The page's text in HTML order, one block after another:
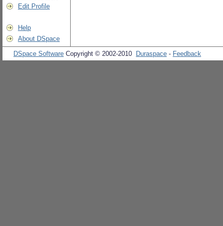
Edit Profile
Help
About DSpace
DSpace Software Copyright © 2002-2010 Duraspace - Feedback